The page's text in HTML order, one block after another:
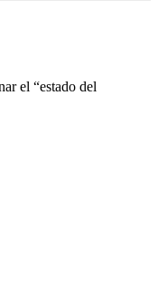
el “estado del